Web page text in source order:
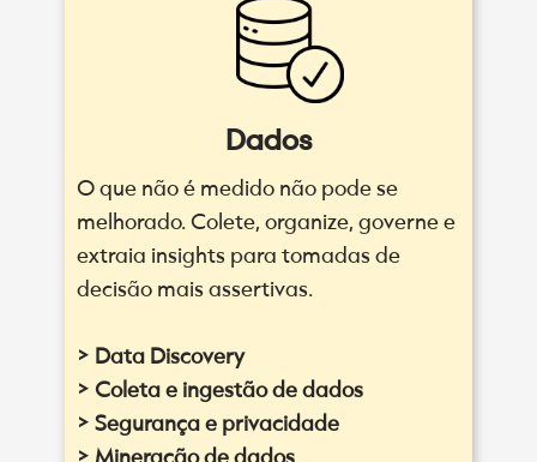
Dados
O que não é medido não pode se
melhorado. Colete, organize, governe e
extraia insights para tomadas de
decisão mais assertivas.
> Data Discovery
> Coleta e ingestão de dados
> Segurança e privacidade
> Mineração de dados